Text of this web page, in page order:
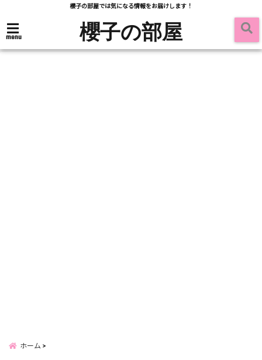
櫻子の部屋では気になる情報をお届けします！
menu 櫻子の部屋
ホーム